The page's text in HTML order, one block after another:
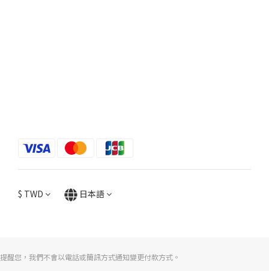
$ TWD 日本語
提醒您，我們不會以電話或簡訊方式通知變更付款方式。